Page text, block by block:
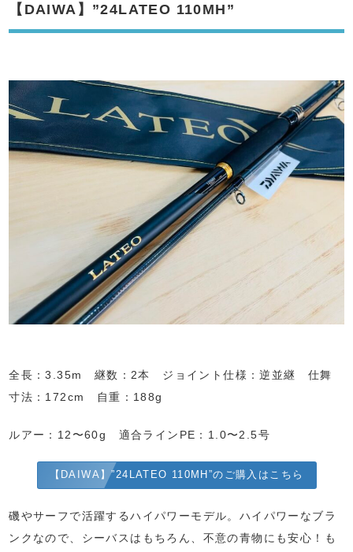
【DAIWA】”24LATEO 110MH”
全長：3.35m 継数：2本 ジョイント仕様：逆並継 仕舞
寸法：172cm 自重：188g
ルアー：12〜60g 適合ラインPE：1.0〜2.5号
【DAIWA】”24LATEO 110MH”のご購入はこちら
磯やサーフで活躍するハイパワーモデル。ハイパワーなブラ
ンクなので、シーバスはもちろん、不意の青物にも安心！も